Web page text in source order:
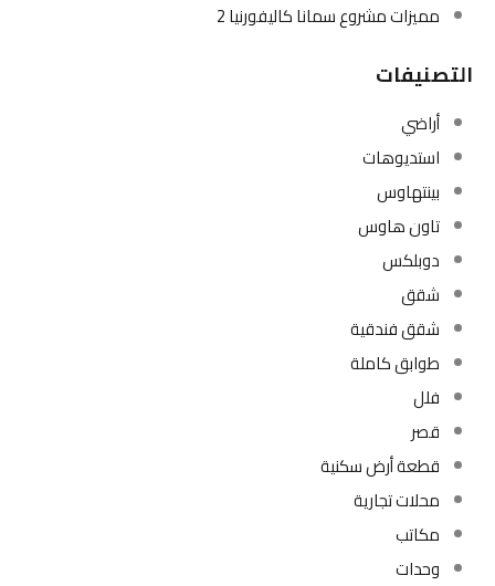
مميزات مشروع سمانا كاليفورنيا 2
التصنيفات
أراضي
استديوهات
بينتهاوس
تاون هاوس
دوبلكس
شقق
شقق فندقية
طوابق كاملة
فلل
قصر
قطعة أرض سكنية
محلات تجارية
مكاتب
وحدات